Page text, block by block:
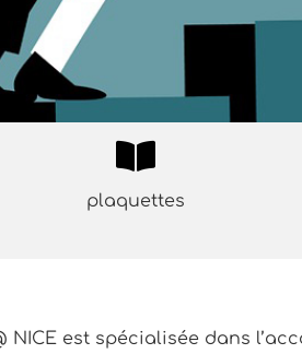
plaquettes
NICE est spécialisée dans